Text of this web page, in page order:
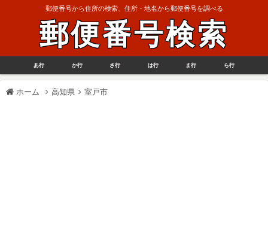
郵便番号から住所の検索、住所・地名から郵便番号を調べる
郵便番号検索
あ行 か行 さ行 は行 ま行 ら行
ホーム 高知県 室戸市